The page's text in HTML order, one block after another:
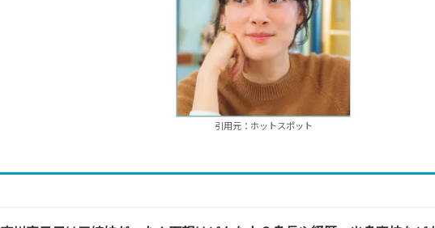
引用元：ホットスポット